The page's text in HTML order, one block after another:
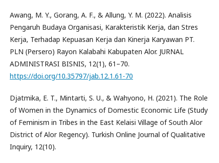
Awang, M. Y., Gorang, A. F., & Allung, Y. M. (2022). Analisis
Pengaruh Budaya Organisasi, Karakteristik Kerja, dan Stres
Kerja, Terhadap Kepuasan Kerja dan Kinerja Karyawan PT.
PLN (Persero) Rayon Kalabahi Kabupaten Alor. JURNAL
ADMINISTRASI BISNIS, 12(1), 61–70.
https://doi.org/10.35797/jab.12.1.61-70
Djatmika, E. T., Mintarti, S. U., & Wahyono, H. (2021). The Role
of Women in the Dynamics of Domestic Economic Life (Study
of Feminism in Tribes in the East Kelaisi Village of South Alor
District of Alor Regency). Turkish Online Journal of Qualitative
Inquiry, 12(10).